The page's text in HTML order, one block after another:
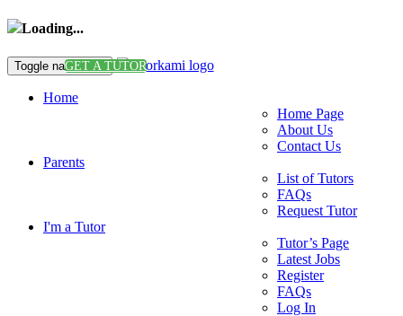
Loading...
Toggle navigationGET A TUTOR
Home
Home Page
About Us
Contact Us
Parents
List of Tutors
FAQs
Request Tutor
I'm a Tutor
Tutor’s Page
Latest Jobs
Register
FAQs
Log In